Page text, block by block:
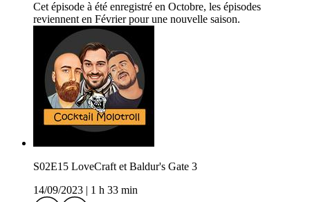
Cet épisode à été enregistré en Octobre, les épisodes
reviennent en Février pour une nouvelle saison.
S02E15 LoveCraft et Baldur's Gate 3
14/09/2023
1 h 33 min